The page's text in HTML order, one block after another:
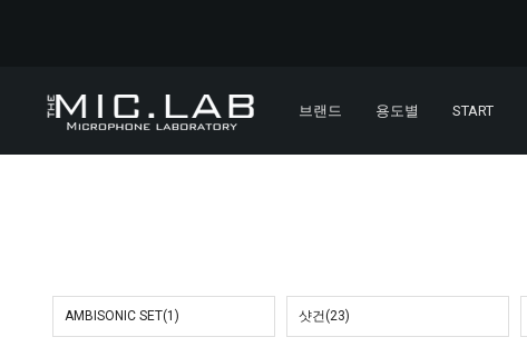
브랜드 용도별 START
AMBISONIC SET(1) 샷건(23)